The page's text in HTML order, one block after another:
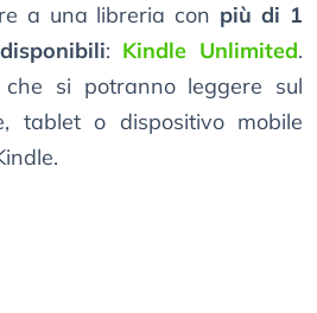
a una libreria con più di 1
: Kindle Unlimited.
si potranno leggere sul
tablet o dispositivo mobile